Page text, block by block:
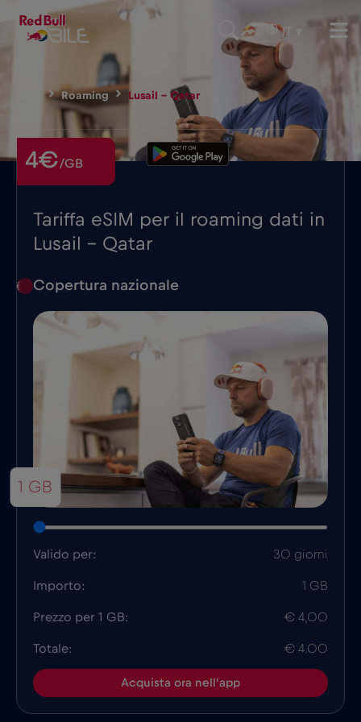
IT
Roaming Lusail – Qatar
Tariffa eSIM per il roaming dati in
Lusail - Qatar
4€/GB
Copertura nazionale
1 GB
Valido per: 30 giorni
Importo: 1 GB
Prezzo per 1 GB: € 4,00
Totale: € 4.00
Acquista ora nell'app